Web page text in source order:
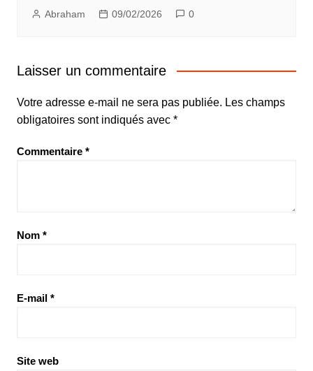
Abraham 09/02/2026 0
Laisser un commentaire
Votre adresse e-mail ne sera pas publiée. Les champs
obligatoires sont indiqués avec *
Commentaire *
Nom *
E-mail *
Site web